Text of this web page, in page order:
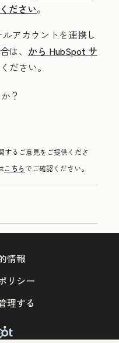
ださい。
アカウントを連携し
は、 から HubSpot サ
ださい。
？
するご意見をご提供くださ
こちらでご確認ください。
情報
リシー
理する